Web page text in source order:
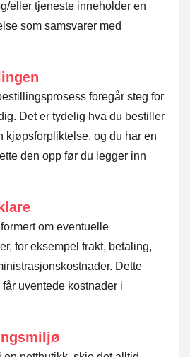
eller tjeneste inneholder en
som samsvarer med
foregår steg for
Det er tydelig hva du bestiller
kjøpsforpliktelse, og du har en
den opp før du legger inn
om eventuelle
for eksempel frakt, betaling,
Dette
får uventede kostnader i